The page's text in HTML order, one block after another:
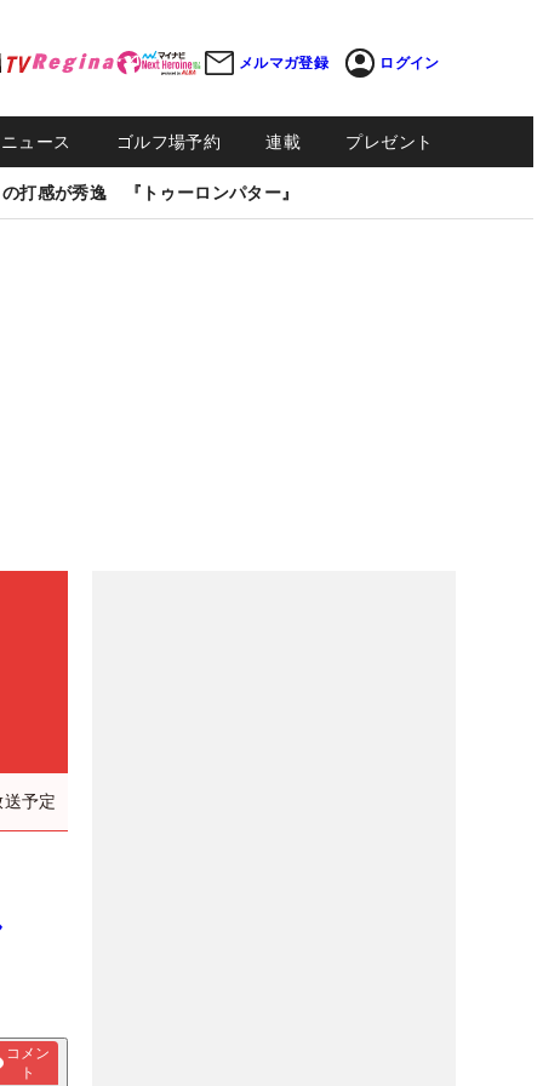
メルマガ登録 ログイン
ュース ゴルフ場予約 連載 プレゼント
打感が秀逸 『トゥーロンパター』
予定
コメン
ト